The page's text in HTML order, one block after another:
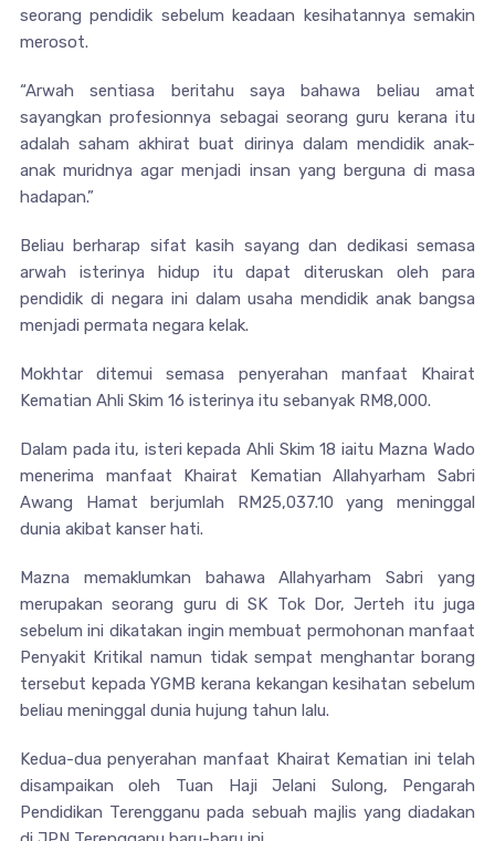
seorang pendidik sebelum keadaan kesihatannya semakin
merosot.
“Arwah sentiasa beritahu saya bahawa beliau amat
sayangkan profesionnya sebagai seorang guru kerana itu
adalah saham akhirat buat dirinya dalam mendidik anak-
anak muridnya agar menjadi insan yang berguna di masa
hadapan.”
Beliau berharap sifat kasih sayang dan dedikasi semasa
arwah isterinya hidup itu dapat diteruskan oleh para
pendidik di negara ini dalam usaha mendidik anak bangsa
menjadi permata negara kelak.
Mokhtar ditemui semasa penyerahan manfaat Khairat
Kematian Ahli Skim 16 isterinya itu sebanyak RM8,000.
Dalam pada itu, isteri kepada Ahli Skim 18 iaitu Mazna Wado
menerima manfaat Khairat Kematian Allahyarham Sabri
Awang Hamat berjumlah RM25,037.10 yang meninggal
dunia akibat kanser hati.
Mazna memaklumkan bahawa Allahyarham Sabri yang
merupakan seorang guru di SK Tok Dor, Jerteh itu juga
sebelum ini dikatakan ingin membuat permohonan manfaat
Penyakit Kritikal namun tidak sempat menghantar borang
tersebut kepada YGMB kerana kekangan kesihatan sebelum
beliau meninggal dunia hujung tahun lalu.
Kedua-dua penyerahan manfaat Khairat Kematian ini telah
disampaikan oleh Tuan Haji Jelani Sulong, Pengarah
Pendidikan Terengganu pada sebuah majlis yang diadakan